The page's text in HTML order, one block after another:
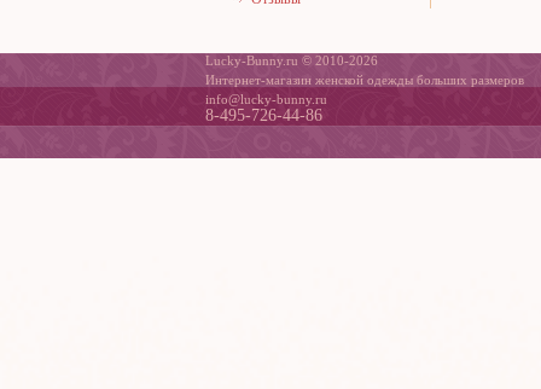
Lucky-Bunny.ru © 2010-2026
Интернет-магазин женской одежды больших размеров
info@lucky-bunny.ru
8-495-726-44-86